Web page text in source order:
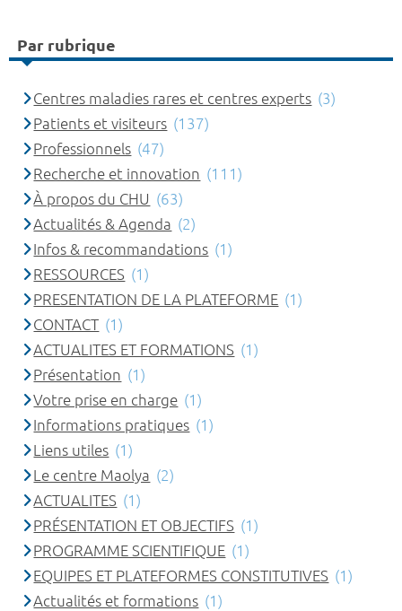
Par rubrique
Centres maladies rares et centres experts (3)
Patients et visiteurs (137)
Professionnels (47)
Recherche et innovation (111)
À propos du CHU (63)
Actualités & Agenda (2)
Infos & recommandations (1)
RESSOURCES (1)
PRESENTATION DE LA PLATEFORME (1)
CONTACT (1)
ACTUALITES ET FORMATIONS (1)
Présentation (1)
Votre prise en charge (1)
Informations pratiques (1)
Liens utiles (1)
Le centre Maolya (2)
ACTUALITES (1)
PRÉSENTATION ET OBJECTIFS (1)
PROGRAMME SCIENTIFIQUE (1)
EQUIPES ET PLATEFORMES CONSTITUTIVES (1)
Actualités et formations (1)